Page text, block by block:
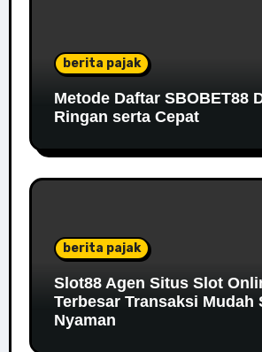
berita pajak
Metode Daftar SBOBET88
Ringan serta Cepat
berita pajak
Slot88 Agen Situs Slot
Terbesar Transaksi Mudah
Nyaman